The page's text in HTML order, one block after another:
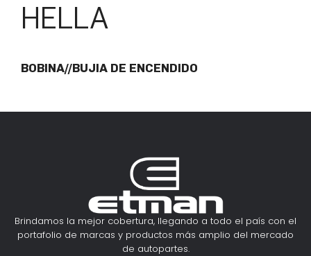
HELLA
BOBINA//BUJIA DE ENCENDIDO
Brindamos la mejor cobertura, llegando a todo el país con el
portafolio de marcas y productos más amplio del mercado
de autopartes.